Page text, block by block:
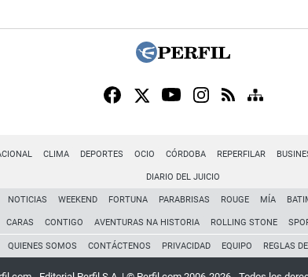
CLIMA DEPORTES OCIO CÓRDOBA REPERFILAR
DIARIO DEL JUICIO
NOTICIAS WEEKEND FORTUNA PARABRISAS ROUGE MÍA
CARAS CONTIGO AVENTURAS NA HISTORIA ROLLING STONE
QUIENES SOMOS CONTÁCTENOS PRIVACIDAD EQUIPO REGLAS